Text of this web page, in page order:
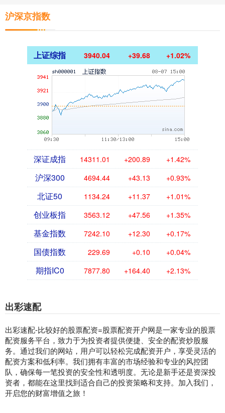
沪深京指数
上证综指 3940.04 +39.68 +1.02%
深证成指 14311.01 +200.89 +1.42%
沪深300 4694.44 +43.13 +0.93%
北证50 1134.24 +11.37 +1.01%
创业板指 3563.12 +47.56 +1.35%
基金指数 7242.10 +12.30 +0.17%
国债指数 229.69 +0.10 +0.04%
期指IC0 7877.80 +164.40 +2.13%
出彩速配
出彩速配-比较好的股票配资=股票配资开户网是一家专业的股票
配资服务平台，致力于为投资者提供便捷、安全的配资炒股服
务。通过我们的网站，用户可以轻松完成配资开户，享受灵活的
配资方案和低利率。我们拥有丰富的市场经验和专业的风控团
队，确保每一笔投资的安全性和透明度。无论是新手还是资深投
资者，都能在这里找到适合自己的投资策略和支持。加入我们，
开启您的财富增值之旅！